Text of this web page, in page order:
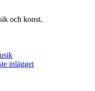
och konst.
inlägget